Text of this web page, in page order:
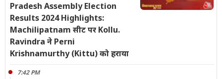
Pradesh Assembly Election
Results 2024 Highlights:
Machilipatnam सीट पर Kollu.
Ravindra ने Perni
Krishnamurthy (Kittu) को हराया
7:42 PM